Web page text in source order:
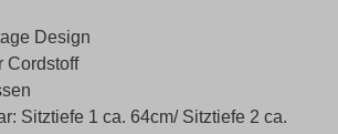
Design
Cordstoff
Sitztiefe 1 ca. 64cm/ Sitztiefe 2 ca.